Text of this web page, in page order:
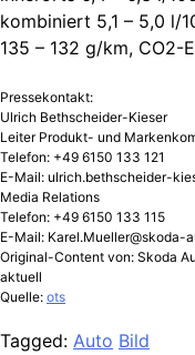
kombiniert 5,1 – 5,0 l/
135 – 132 g/km, CO2-
Pressekontakt:
Ulrich Bethscheider-Kieser
Leiter Produkt- und
Telefon: +49 6150 133 121
E-Mail: ulrich.bethscheider-
Media Relations
Telefon: +49 6150 133 115
E-Mail: Karel.Mueller@skoda-
Original-Content von: Skoda
aktuell
Quelle: ots
Tagged: Auto Bild